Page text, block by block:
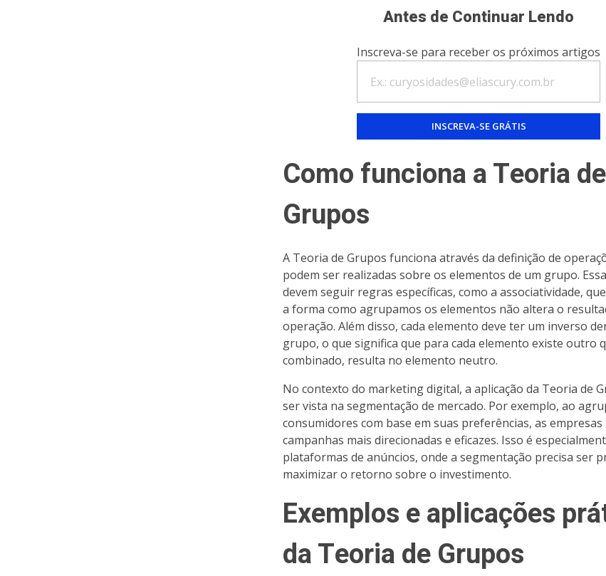
Antes de Continuar Lendo
Inscreva-se para receber os próximos artigos
Como funciona a Teoria de
Grupos
A Teoria de Grupos funciona através da definição de
podem ser realizadas sobre os elementos de um grupo.
devem seguir regras específicas, como a associatividade,
a forma como agrupamos os elementos não altera o
operação. Além disso, cada elemento deve ter um inverso
grupo, o que significa que para cada elemento existe outro
combinado, resulta no elemento neutro.
No contexto do marketing digital, a aplicação da Teoria de
ser vista na segmentação de mercado. Por exemplo, ao
consumidores com base em suas preferências, as
campanhas mais direcionadas e eficazes. Isso é
plataformas de anúncios, onde a segmentação precisa ser
maximizar o retorno sobre o investimento.
Exemplos e aplicações
da Teoria de Grupos